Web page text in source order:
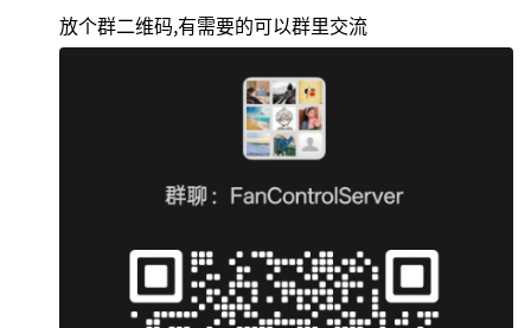
放个群二维码,有需要的可以群里交流